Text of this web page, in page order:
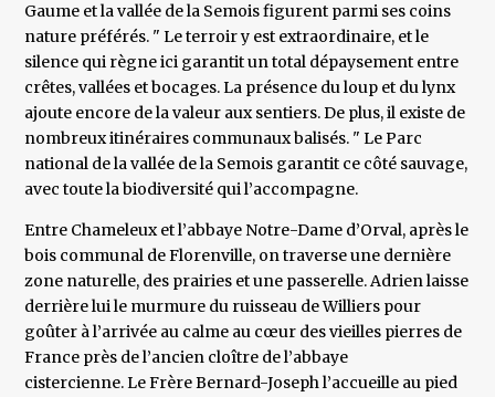
Gaume et la vallée de la Semois figurent parmi ses coins
nature préférés. " Le terroir y est extraordinaire, et le
silence qui règne ici garantit un total dépaysement entre
crêtes, vallées et bocages. La présence du loup et du lynx
ajoute encore de la valeur aux sentiers. De plus, il existe de
nombreux itinéraires communaux balisés. " Le Parc
national de la vallée de la Semois garantit ce côté sauvage,
avec toute la biodiversité qui l’accompagne.
Entre Chameleux et l’abbaye Notre-Dame d’Orval, après le
bois communal de Florenville, on traverse une dernière
zone naturelle, des prairies et une passerelle. Adrien laisse
derrière lui le murmure du ruisseau de Williers pour
goûter à l’arrivée au calme au cœur des vieilles pierres de
France près de l’ancien cloître de l’abbaye
cistercienne. Le Frère Bernard-Joseph l’accueille au pied